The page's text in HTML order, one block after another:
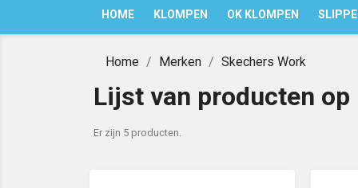
HOME KLOMPEN OK KLOMPEN
Home Merken Skechers Work
Lijst van producten
Er zijn 5 producten.